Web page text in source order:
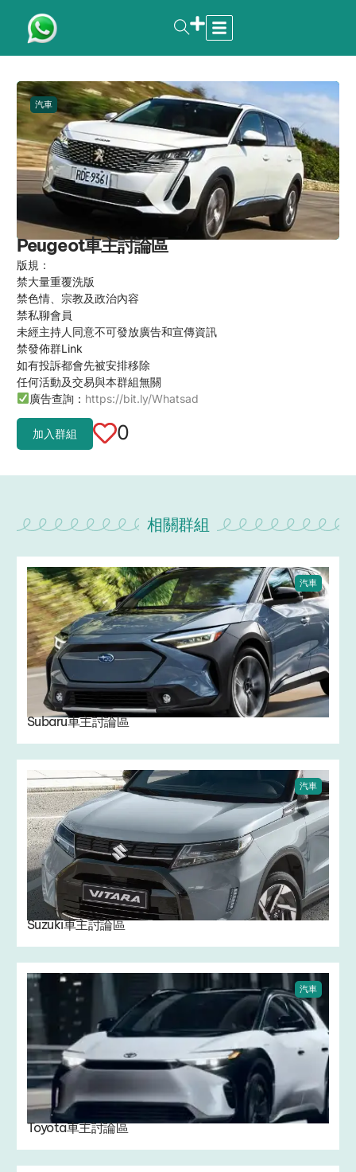
汽車
Peugeot車主討論區
版規：
禁大量重覆洗版
禁色情、宗教及政治內容
禁私聊會員
未經主持人同意不可發放廣告和宣傳資訊
禁發佈群Link
如有投訴都會先被安排移除
任何活動及交易與本群組無關
廣告查詢： https://bit.ly/Whatsad
加入群組 0
相關群組
汽車
Subaru車主討論區
汽車
Suzuki車主討論區
汽車
Toyota車主討論區